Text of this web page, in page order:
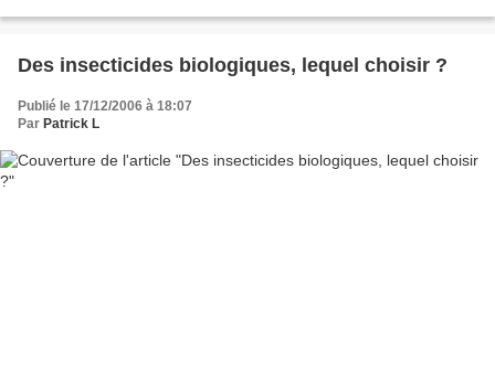
Des insecticides biologiques, lequel choisir ?
Publié le 17/12/2006 à 18:07
Par Patrick L